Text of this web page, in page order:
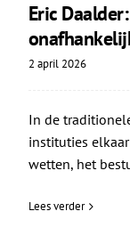
Eric
2 april 2026
In de
instituties
wetten, het
Lees verder